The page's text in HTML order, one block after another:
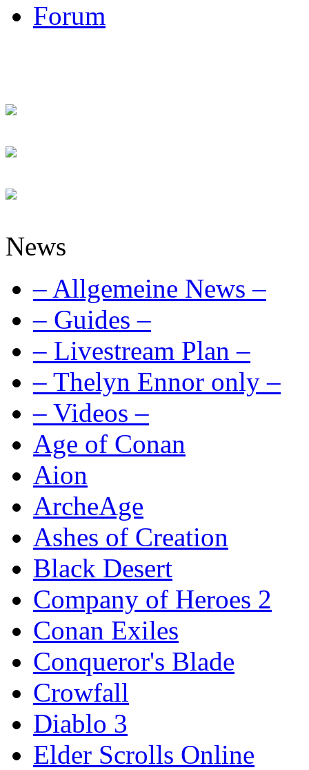
Forum
News
– Allgemeine News –
– Guides –
– Livestream Plan –
– Thelyn Ennor only –
– Videos –
Age of Conan
Aion
ArcheAge
Ashes of Creation
Black Desert
Company of Heroes 2
Conan Exiles
Conqueror's Blade
Crowfall
Diablo 3
Elder Scrolls Online